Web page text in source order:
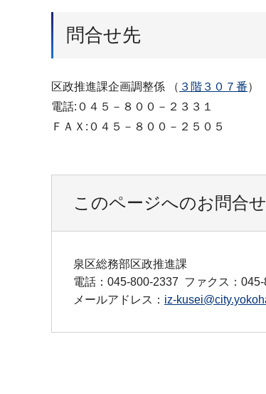
問合せ先
区政推進課企画調整係 （ ３階３０７番）
電話:０４５－８００－２３３１
ＦＡＸ:０４５－８００－２５０５
このページへのお問合せ
泉区総務部区政推進課
電話：045-800-2337 ファクス：
メールアドレス： iz-